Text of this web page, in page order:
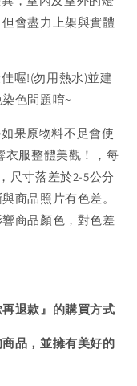
會盡力上架與實體
喔!(勿用熱水)並建
色問題唷~
果原物料不足會使
衣服整體美觀！，每
尺寸落差於2-5公分
商品照片有色差。
商品顏色，對色差
退款』的購買方式
品，並擁有美好的